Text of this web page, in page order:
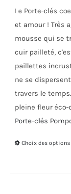
Le Porte-clés
et amour ! Très
mousse qui se
cuir pailleté,
paillettes
ne se
travers le
pleine fleur éco-
Porte-clés
Choix des options